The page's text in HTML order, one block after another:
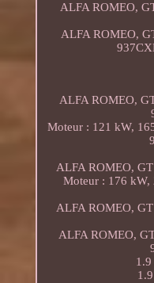
ALFA ROMEO,
ALFA ROMEO,
ALFA ROMEO,
Moteur : 121 kW,
ALFA ROMEO,
Moteur : 176 kW,
ALFA ROMEO,
ALFA ROMEO,